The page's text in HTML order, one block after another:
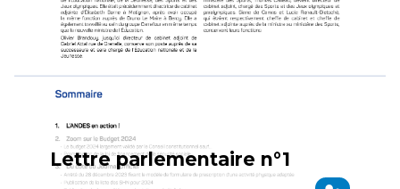
Lettre parlementaire n°1